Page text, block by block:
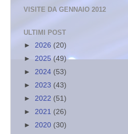
VISITE DA GENNAIO 2012
ULTIMI POST
► 2026 (20)
► 2025 (49)
► 2024 (53)
► 2023 (43)
► 2022 (51)
► 2021 (26)
► 2020 (30)